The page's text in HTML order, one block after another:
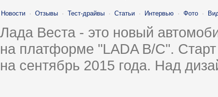
Новости · Отзывы · Тест-драйвы · Статьи · Интервью · Фото ·
Лада Веста - это новый
на платформе "LADA B/C".
на сентябрь 2015 года. Над